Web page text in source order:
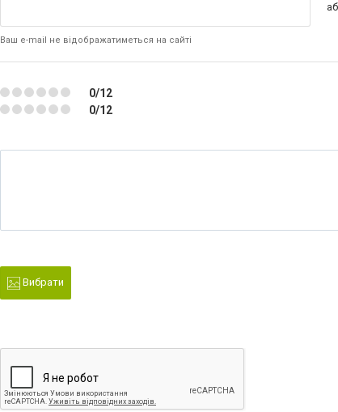
Ваш e-mail не відображатиметься на сайті
0/12
0/12
Вибрати